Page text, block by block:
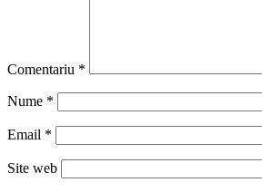
Comentariu *
Nume *
Email *
Site web